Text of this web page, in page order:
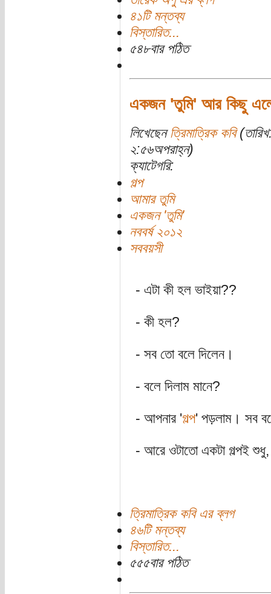
৪১টি মন্তব্য
বিস্তারিত...
৫৪৮বার পঠিত
একজন 'তুমি' আর কিছু
লিখেছেন ত্রিমাত্রিক কবি
২:৫৬অপরাহ্ন)
ক্যাটেগরি:
গল্প
আমার তুমি
একজন 'তুমি'
নববর্ষ ২০১২
সববয়সী
- এটা কী হল ভাইয়া??
- কী হল?
- সব তো বলে দিলেন।
- বলে দিলাম মানে?
- আপনার 'গল্প' পড়লাম। সব
- আরে ওটাতো একটা গল্পই
ত্রিমাত্রিক কবি এর ব্লগ
৪৬টি মন্তব্য
বিস্তারিত...
৫৫৫বার পঠিত